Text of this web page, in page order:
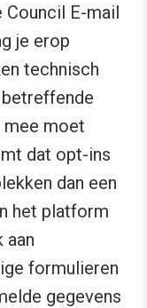
Council E-mail
je erop
technisch
mee moet
dat opt-ins
dan een
het platform
aan
formulieren
gegevens